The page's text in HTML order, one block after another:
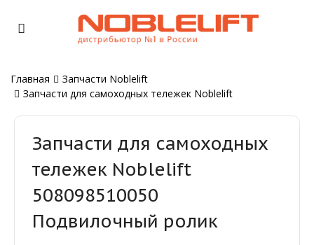
Главная
Запчасти Noblelift
Запчасти для самоходных тележек Noblelift
Запчасти для самоходных
тележек Noblelift
508098510050
Подвилочный ролик